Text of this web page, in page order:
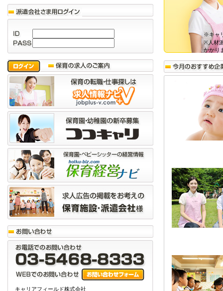
キャリアフィールド株式会社
※キャ
※人材
かかり